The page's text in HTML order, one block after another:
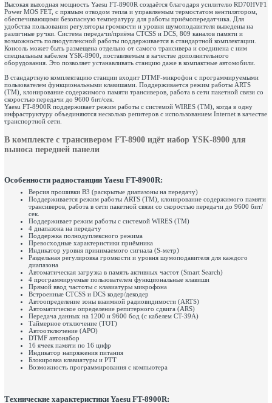
Высокая выходная мощность Yaesu FT-8900R создаётся благодаря усилителю RD70HVF1
Power MOS FET, с прямым отводом тепла и управляемым термостатом вентилятором,
обеспечивающими безопасную температуру для работы приёмопередатчика. Для
удобства пользования регуляторы громкости и уровня шумоподавителя выведены на
различные ручки. Система передачи/приёма CTCSS и DCS, 809 каналов памяти и
возможность полнодуплексной работы поддерживается в стандартной комплектации.
Консоль может быть размещена отдельно от самого трансивера и соединена с ним
специальным кабелем YSK-8900, поставляемым в качестве дополнительного
оборудования. Это позволяет устанавливать станцию даже в компактные автомобили.
В стандартную комплектацию станции входит DTMF-микрофон с программируемыми
пользователем функциональными клавишами. Поддерживается режим работы ARTS
(TM), клонирование содержимого памяти трансиверов, работа в сети пакетной связи со
скоростью передачи до 9600 бит/сек.
Yaesu FT-8900R поддерживает режим работы с системой WIRES (TM), когда в одну
инфраструктуру объединяются несколько репитеров с использованием Internet в качестве
транспортной сети.
В комплекте с трансивером FT-8900 идёт набор YSK-8900 для
выноса передней панели
Особенности радиостанции Yaesu FT-8900R:
Версия прошивки B3 (раскрытые диапазоны на передачу)
Поддерживается режим работы ARTS (TM), клонирование содержимого памяти
трансиверов, работа в сети пакетной связи со скоростью передачи до 9600 бит/
сек.
Поддерживает режим работы с системой WIRES (TM)
4 диапазона на передачу
Поддержка полнодуплексного режима
Превосходные характеристики приёмника
Индикатор уровня принимаемого сигнала (S-метр)
Раздельная регулировка громкости и уровня шумоподавителя для каждого
диапазона
Автоматическая загрузка в память активных частот (Smart Search)
4 программируемые пользователем функциональные клавиши
Прямой ввод частоты с клавиатуры микрофона
Встроенные CTCSS и DCS кодер/декодер
Автоопределение зоны взаимной радиовидимости (ARTS)
Автоматическое определение репитерного сдвига (ARS)
Передача данных на 1200 и 9600 бод (с кабелем CT-39A)
Таймерное отключение (ТОТ)
Автоотключение (АРО)
DTMF автонабор
16 ячеек памяти по 16 цифр
Индикатор напряжения питания
Блокировка клавиатуры и PTT
Возможность программирования с компьютера
Технические характеристики Yaesu FT-8900R: